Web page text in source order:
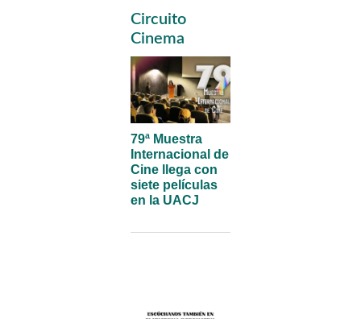
Primary
Sidebar
Circuito
Cinema
79ª Muestra
Internacional de
Cine llega con
siete películas
en la UACJ